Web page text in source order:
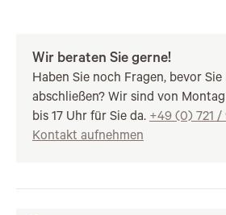
Wir beraten Sie gerne!
Haben Sie noch Fragen, bevor
abschließen? Wir sind von
bis 17 Uhr für Sie da. +49 (0) 721 /
Kontakt aufnehmen